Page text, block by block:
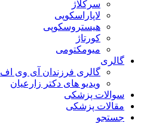
سرکلاژ
لاپاراسکوپی
هیستروسکوپی
کورتاژ
میومکتومی
گالری
گالری فرزندان آی وی اف
ویدیو های دکتر زارعیان
سوالات پزشکی
مقالات پزشکی
جستجو